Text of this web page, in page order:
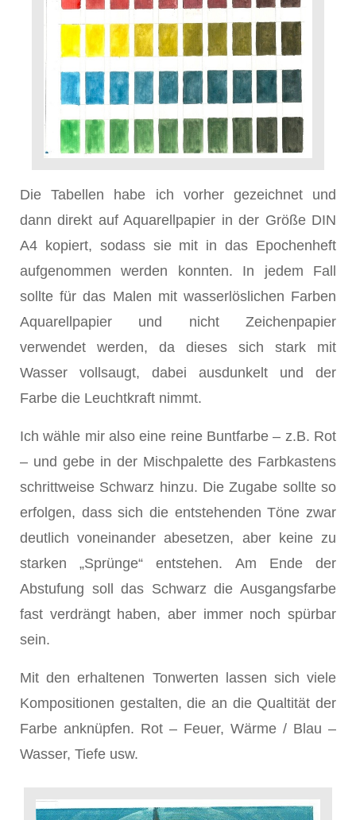
Die Tabellen habe ich vorher gezeichnet und
dann direkt auf Aquarellpapier in der Größe DIN
A4 kopiert, sodass sie mit in das Epochenheft
aufgenommen werden konnten. In jedem Fall
sollte für das Malen mit wasserlöslichen Farben
Aquarellpapier und nicht Zeichenpapier
verwendet werden, da dieses sich stark mit
Wasser vollsaugt, dabei ausdunkelt und der
Farbe die Leuchtkraft nimmt.
Ich wähle mir also eine reine Buntfarbe – z.B. Rot
– und gebe in der Mischpalette des Farbkastens
schrittweise Schwarz hinzu. Die Zugabe sollte so
erfolgen, dass sich die entstehenden Töne zwar
deutlich voneinander abesetzen, aber keine zu
starken „Sprünge“ entstehen. Am Ende der
Abstufung soll das Schwarz die Ausgangsfarbe
fast verdrängt haben, aber immer noch spürbar
sein.
Mit den erhaltenen Tonwerten lassen sich viele
Kompositionen gestalten, die an die Qualtität der
Farbe anknüpfen. Rot – Feuer, Wärme / Blau –
Wasser, Tiefe usw.